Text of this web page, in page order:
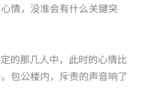
情，没准会有什么关键突
的那几人中，此时的心情比
包公楼内，斥责的声音响了